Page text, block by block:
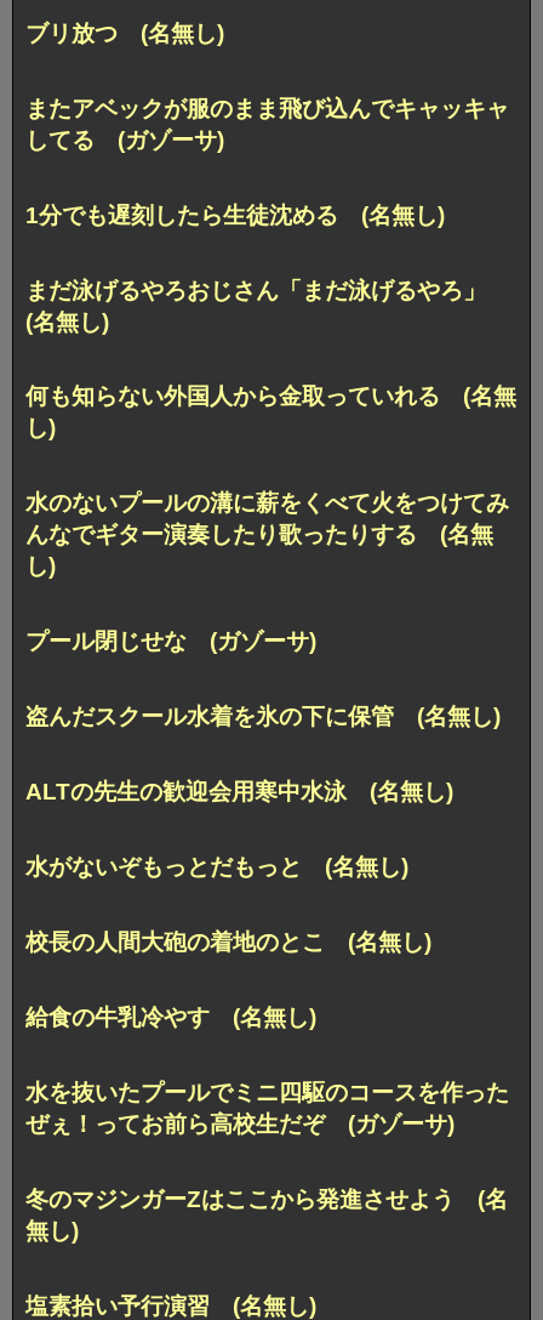
ブリ放つ (名無し)
またアベックが服のまま飛び込んでキャッキャ
してる (ガゾーサ)
1分でも遅刻したら生徒沈める (名無し)
まだ泳げるやろおじさん「まだ泳げるやろ」
(名無し)
何も知らない外国人から金取っていれる (名無
し)
水のないプールの溝に薪をくべて火をつけてみ
んなでギター演奏したり歌ったりする (名無
し)
プール閉じせな (ガゾーサ)
盗んだスクール水着を氷の下に保管 (名無し)
ALTの先生の歓迎会用寒中水泳 (名無し)
水がないぞもっとだもっと (名無し)
校長の人間大砲の着地のとこ (名無し)
給食の牛乳冷やす (名無し)
水を抜いたプールでミニ四駆のコースを作った
ぜぇ！ってお前ら高校生だぞ (ガゾーサ)
冬のマジンガーZはここから発進させよう (名
無し)
塩素拾い予行演習 (名無し)